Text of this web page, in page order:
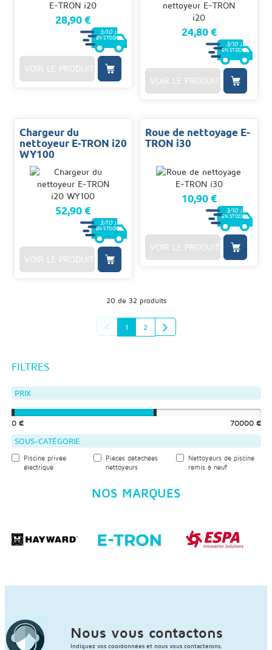
28,90 €
3/10 J.
EN STOCK
VOIR LE PRODUIT
24,80 €
3/10J.
EN STOCK
VOIR LE PRODUIT
Chargeur du
nettoyeur E-TRON i20
WY100
52,90 €
3/10 J.
EN STOCK
VOIR LE PRODUIT
Roue de nettoyage E-
TRON i30
10,90 €
3/10J.
EN STOCK
VOIR LE PRODUIT
20 de 32 produits
1 2
FILTRES
PRIX
0 € 70000 €
SOUS-CATÉGORIE
Piscine privée
électrique
Pièces détachées
nettoyeurs
Nettoyeurs de piscine
remis à neuf
NOS MARQUES
Nous vous contactons
Indiquez vos coordonnées et nous vous contacterons.